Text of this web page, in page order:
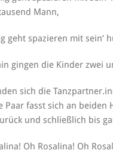
Mann,
geht spazieren mit sein‘
gingen die Kinder zwei
sich die
Paar fasst sich an
und schließlich bis
Oh Rosalina! Oh